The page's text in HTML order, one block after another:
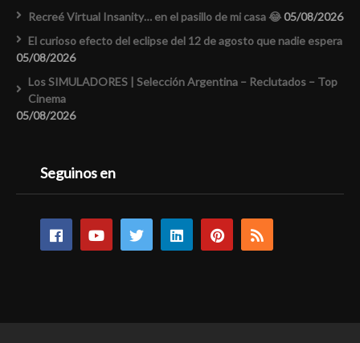
Recreé Virtual Insanity… en el pasillo de mi casa 😂05/08/2026
El curioso efecto del eclipse del 12 de agosto que nadie espera
05/08/2026
Los SIMULADORES | Selección Argentina – Reclutados – Top
Cinema
05/08/2026
Seguinos en